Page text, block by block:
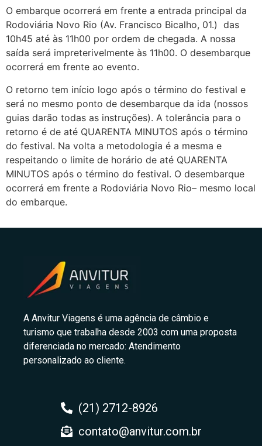
O embarque ocorrerá em frente a entrada principal da
Rodoviária Novo Rio (Av. Francisco Bicalho, 01.) das
10h45 até às 11h00 por ordem de chegada. A nossa
saída será impreterivelmente às 11h00. O desembarque
ocorrerá em frente ao evento.
O retorno tem início logo após o término do festival e
será no mesmo ponto de desembarque da ida (nossos
guias darão todas as instruções). A tolerância para o
retorno é de até QUARENTA MINUTOS após o término
do festival. Na volta a metodologia é a mesma e
respeitando o limite de horário de até QUARENTA
MINUTOS após o término do festival. O desembarque
ocorrerá em frente a Rodoviária Novo Rio– mesmo local
do embarque.
A Anvitur Viagens é uma agência de câmbio e
turismo que trabalha desde 2003 com uma proposta
diferenciada no mercado: Atendimento
personalizado ao cliente.
(21) 2712-8926
contato@anvitur.com.br